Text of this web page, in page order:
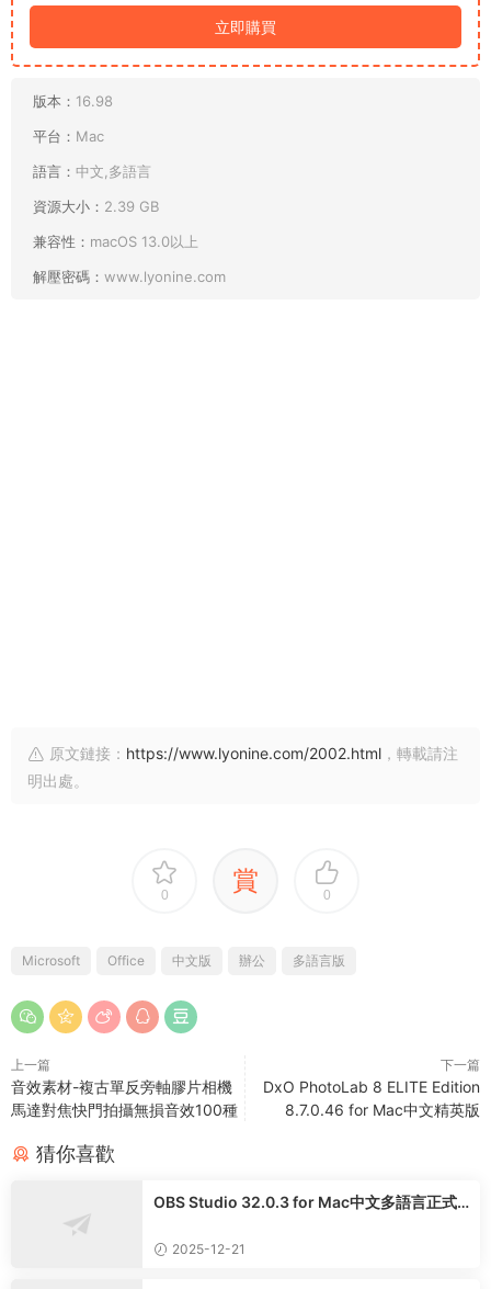
立即購買
版本： 16.98
平台： Mac
語言： 中文,多語言
資源大小： 2.39 GB
兼容性： macOS 13.0以上
解壓密碼： www.lyonine.com
原文鏈接： https://www.lyonine.com/2002.html ，轉載請注
明出處。
0 賞 0
Microsoft Office 中文版 辦公 多語言版
上一篇
音效素材-複古單反旁軸膠片相機
馬達對焦快門拍攝無損音效100種
下一篇
DxO PhotoLab 8 ELITE Edition
8.7.0.46 for Mac中文精英版
猜你喜歡
OBS Studio 32.0.3 for Mac中文多語言正式
2025-12-21